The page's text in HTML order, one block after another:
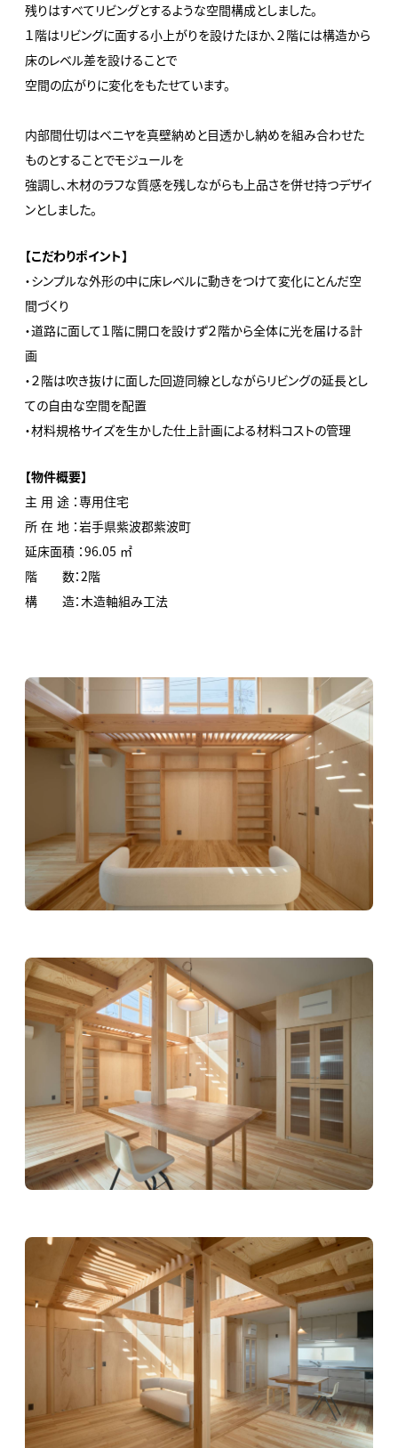
残りはすべてリビングとするような空間構成としました。
１階はリビングに面する小上がりを設けたほか、２階には構造から
床のレベル差を設けることで
空間の広がりに変化をもたせています。
内部間仕切はベニヤを真壁納めと目透かし納めを組み合わせた
ものとすることでモジュールを
強調し、木材のラフな質感を残しながらも上品さを併せ持つデザイ
ンとしました。
【こだわりポイント】
・シンプルな外形の中に床レベルに動きをつけて変化にとんだ空
間づくり
・道路に面して１階に開口を設けず２階から全体に光を届ける計
画
・２階は吹き抜けに面した回遊同線としながらリビングの延長とし
ての自由な空間を配置
・材料規格サイズを生かした仕上計画による材料コストの管理
【物件概要】
主 用 途 ：専用住宅
所 在 地 ：岩手県紫波郡紫波町
延床面積 ：96.05 ㎡
階 数：2階
構 造：木造軸組み工法